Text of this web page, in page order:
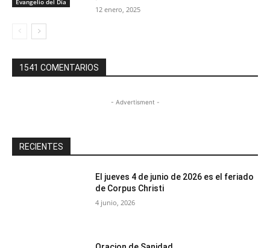
Evangelio del Día
12 enero, 2025
1541 COMENTARIOS
- Advertisment -
RECIENTES
El jueves 4 de junio de 2026 es el feriado
de Corpus Christi
4 junio, 2026